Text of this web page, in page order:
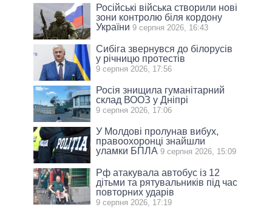
Російські війська створили нові
зони контролю біля кордону
України 9 серпня 2026, 16:43
Сибіга звернувся до білорусів
у річницю протестів
9 серпня 2026, 17:56
Росія знищила гуманітарний
склад ВООЗ у Дніпрі
9 серпня 2026, 17:06
У Молдові пролунав вибух,
правоохоронці знайшли
уламки БПЛА 9 серпня 2026, 15:09
Рф атакувала автобус із 12
дітьми та рятувальників під час
повторних ударів
9 серпня 2026, 17:19